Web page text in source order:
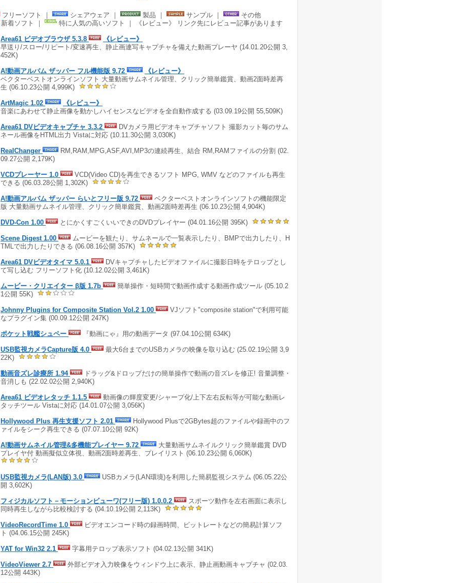
フリーソフト ｜ シェアウェア ｜ 製品 ｜ サンプル ｜
その他
新着ソフト ｜
特に人気の高いソフト ｜ 《レビュー》 リンク先にレビュー記事があります
Area61 ビデオブラウザ 5.3.8
《レビュー》
早送り/スロー/リピート/変速再生、静止画連写キャプチャを備えた動画プレーヤ (14.01.20公開 3,
452K)
A!動画アルバム ザッパー フル機能版 9.72
《レビュー》
ベクターベストオンラインソフト 大量動画サムネイル管理、クリック簡単鑑賞、動画2面時差再
生 (06.10.23公開 4,999K)
ArtMagic 1.02
《レビュー》
音楽にあわせて静止画像を動かしハイセンスなビデオを全自動作成する (03.09.19公開 55,509K)
Area61 DVビデオキャプチャ 3.3.2
DVカメラ用ビデオキャプチャソフト 撮影カット毎のサム
ネール画像をHTML出力 Vistaに対応 (10.11.30公開 3,030K)
RealChanger
RM,RAM,MPG,ASF,AVI,MP3の連続再生、結合 RM,RAMファイルの分割 (02.
09.27公開 2,179K)
VCDプレーヤー 1.0
VCD(Video CD)を再生できるソフト MPG, WMV などのファイルも再生
できる (06.03.28公開 1,302K)
A!動画アルバム ザッパー らいとフリー版 9.72
ベクターベストオンラインソフトの機能限定
版 大量動画サムネイル管理、クリック簡単鑑賞、動画2面時差再生 (06.10.23公開 4,904K)
DVD-Con 1.00 とにかくすごくいいできのDVDプレイヤー (04.01.16公開 395K)
Scene Digest 1.00
ムービーを観たり、サムネールで一覧表示したり、BMPで出力したり、H
TMLで出力したりできる (06.08.16公開 357K)
Area61 DVビデオタイマ 5.0.1
DVキャプチャしたビデオファイルに撮影日時をテロップとし
て写し込む フリーソフト化 (10.12.02公開 3,461K)
ムービー・クリエイター β版 1.7b
簡単操作・短時間で動画作成する動画作成ツール (05.10.2
1公開 55K)
Johnny Plugins for Composite Station Vol.2 1.00
VJソフト"composite station"で利用可能
なプラグイン集 (00.09.12公開 247K)
ポケット戦艦シュペー 『動画にゃ』用の動画データ (97.04.10公開 634K)
USB監視カメラCapture版 4.0
最大6台までのUSBカメラの映像を取り込む (25.02.19公開 3,9
22K)
動画音ズレ診療所 1.94
ドラッグ&ドロップだけの簡単操作で動画の音ズレを修正! 音量調整・
音消しも (22.02.02公開 2,940K)
Area61 ビデオレタッチ 1.1.5
動画像の輝度変更/シャープ化/上下左右反転等が可能な動画レ
タッチツール Vistaに対応 (14.01.07公開 3,056K)
Hollywood Plus 再生支援ソフト 2.01
Hollywood Plusで2GBytes超のファイルや録画中のフ
ァイルをシーク再生できる (07.07.10公開 92K)
A!動画サムネイル管理&多機能プレイヤー 9.72
大量動画サムネイルクリック簡単鑑賞 DVD
プレイヤ付 動画擬似立体視、動画2面時差再生、プレイリスト (06.10.23公開 6,060K)
USB監視カメラ(LAN版) 3.0
USBカメラ(LAN環境)を利用した簡易監視システム (06.05.22公
開 3,602K)
フィジカルソフト－モーションビューワ(フリー版) 1.0.0.2
スポーツ動作を左右画面に表示し
同時再生しながら比較検討する (04.10.19公開 2,113K)
VideoRecordTime 1.0
ビデオエンコード時の録画時間、ビットレートなどの簡易計算ソフ
ト (04.06.15公開 245K)
YAT for Win32 2.1 字幕用テロップ表示ソフト (04.02.13公開 341K)
VideoViewer 2.7
外部ビデオ入力映像をウィンドウ上に表示、静止画動画キャプチャ (02.03.
12公開 443K)